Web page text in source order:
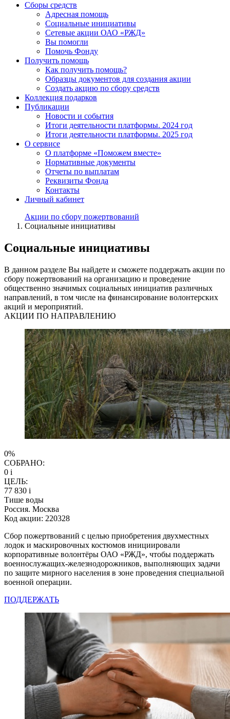
Сборы средств
Адресная помощь
Социальные инициативы
Сетевые акции ОАО «РЖД»
Вы помогли
Помочь Фонду
Получить помощь
Как получить помощь?
Образцы документов для создания акции
Создать акцию по сбору средств
Коллекция подарков
Публикации
Новости и события
Итоги деятельности платформы. 2024 год
Итоги деятельности платформы. 2025 год
О сервисе
О платформе «Поможем вместе»
Нормативные документы
Отчеты по выплатам
Реквизиты Фонда
Контакты
Личный кабинет
Акции по сбору пожертвований
Социальные инициативы
Социальные инициативы
В данном разделе Вы найдете и сможете поддержать акции по
сбору пожертвований на организацию и проведение
общественно значимых социальных инициатив различных
направлений, в том числе на финансирование волонтерских
акций и мероприятий.
АКЦИИ ПО НАПРАВЛЕНИЮ
0%
СОБРАНО:
0 i
ЦЕЛЬ:
77 830 i
Тише воды
Россия. Москва
Код акции: 220328
Сбор пожертвований с целью приобретения двухместных
лодок и маскировочных костюмов инициировали
корпоративные волонтёры ОАО «РЖД», чтобы поддержать
военнослужащих-железнодорожников, выполняющих задачи
по защите мирного населения в зоне проведения специальной
военной операции.
ПОДДЕРЖАТЬ